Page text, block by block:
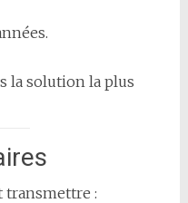
la solution la plus
transmettre :